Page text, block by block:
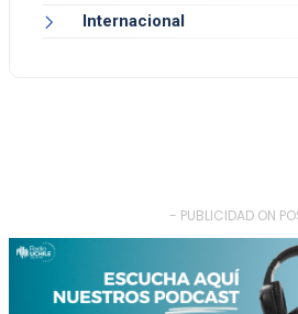
Internacional
- PUBLICIDAD ON